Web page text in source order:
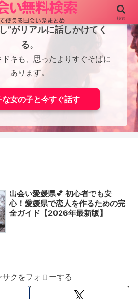
”がリアルに話しかけてく
る。
キも、思ったよりすぐそばに
あります。
な女の子と今すぐ話す
出会い愛媛県💕 初心者でも安
心！愛媛県で恋人を作るための完
全ガイド【2026年最新版】
サクをフォローする
検索